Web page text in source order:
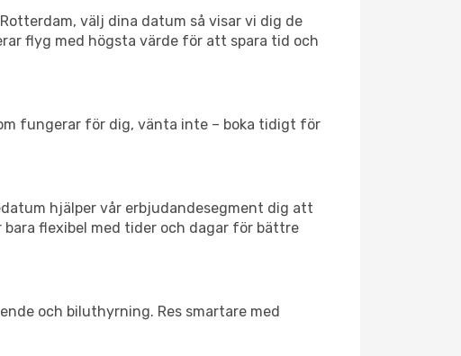
välj dina datum så visar vi dig de
flyg med högsta värde för att spara tid och
fungerar för dig, vänta inte – boka tidigt för
hjälper vår erbjudandesegment dig att
flexibel med tider och dagar för bättre
och biluthyrning. Res smartare med